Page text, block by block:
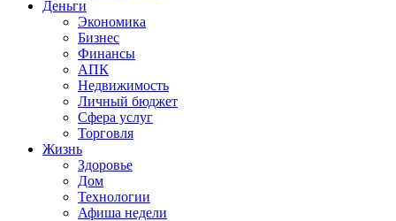
Деньги
Экономика
Бизнес
Финансы
АПК
Недвижимость
Личный бюджет
Сфера услуг
Торговля
Жизнь
Здоровье
Дом
Технологии
Афиша недели